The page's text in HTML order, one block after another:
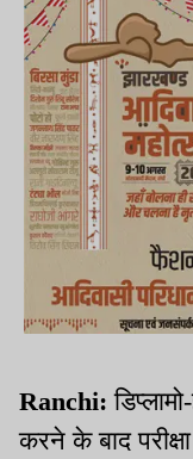
Ranchi:
करने के बाद